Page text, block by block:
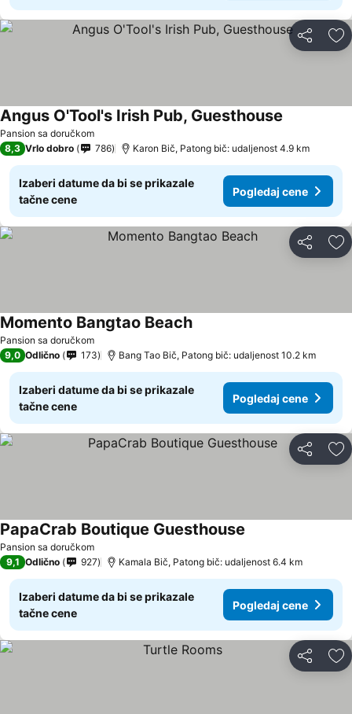
Deli
Pansion sa doručkom
Angus O'Tool's Irish Pub, Guesthouse
8,3 Vrlo dobro 786 Karon Bič, Patong bič: udaljenost 4.9 km
Izaberi datume da bi se prikazale
tačne cene
Pogledaj cene
Deli
Pansion sa doručkom
Momento Bangtao Beach
9,0 Odlično 173 Bang Tao Bič, Patong bič: udaljenost 10.2 km
Izaberi datume da bi se prikazale
tačne cene
Pogledaj cene
Deli
Pansion sa doručkom
PapaCrab Boutique Guesthouse
9,1 Odlično 927 Kamala Bič, Patong bič: udaljenost 6.4 km
Izaberi datume da bi se prikazale
tačne cene
Pogledaj cene
Deli